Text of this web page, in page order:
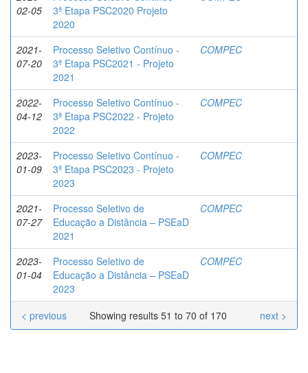
02-05
3ª Etapa PSC2020 Projeto
2020
2021-
07-20
Processo Seletivo Contínuo -
3ª Etapa PSC2021 - Projeto
2021
COMPEC
2022-
04-12
Processo Seletivo Contínuo -
3ª Etapa PSC2022 - Projeto
2022
COMPEC
2023-
01-09
Processo Seletivo Contínuo -
3ª Etapa PSC2023 - Projeto
2023
COMPEC
2021-
07-27
Processo Seletivo de
Educação a Distância – PSEaD
2021
COMPEC
2023-
01-04
Processo Seletivo de
Educação a Distância – PSEaD
2023
COMPEC
Showing results 51 to 70 of 170
< previous next >